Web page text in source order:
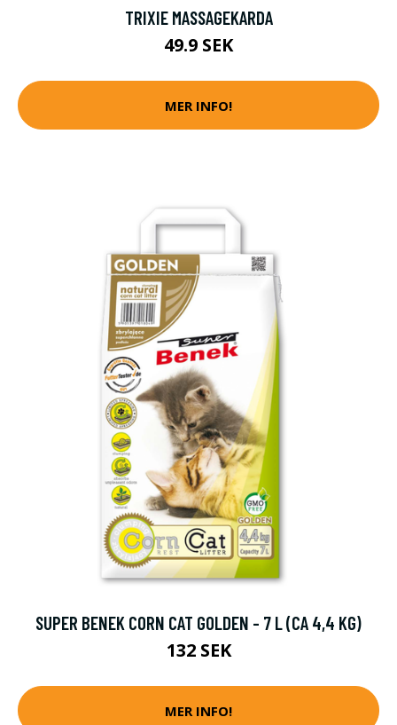
TRIXIE MASSAGEKARDA
49.9 SEK
MER INFO!
SUPER BENEK CORN CAT GOLDEN - 7 L (CA 4,4 KG)
132 SEK
MER INFO!